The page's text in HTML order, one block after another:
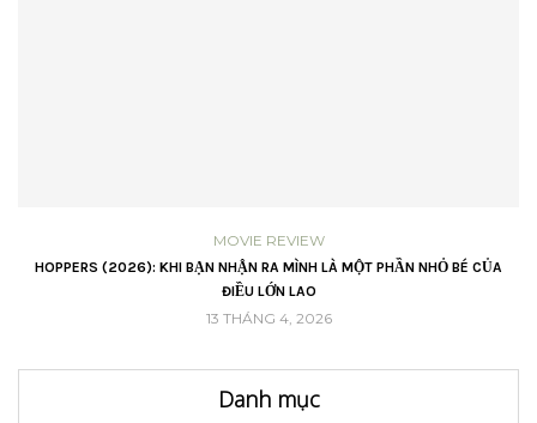
MOVIE REVIEW
HOPPERS (2026): KHI BẠN NHẬN RA MÌNH LÀ MỘT PHẦN NHỎ BÉ CỦA
ĐIỀU LỚN LAO
13 THÁNG 4, 2026
Danh mục